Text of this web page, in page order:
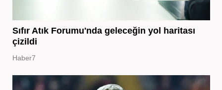
Sıfır Atık Forumu'nda geleceğin yol haritası
çizildi
Haber7